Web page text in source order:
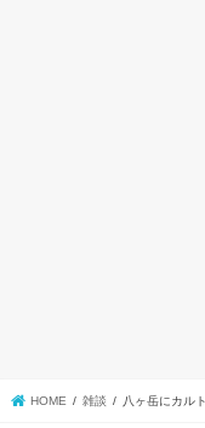
HOME 雑談 八ヶ岳にカル